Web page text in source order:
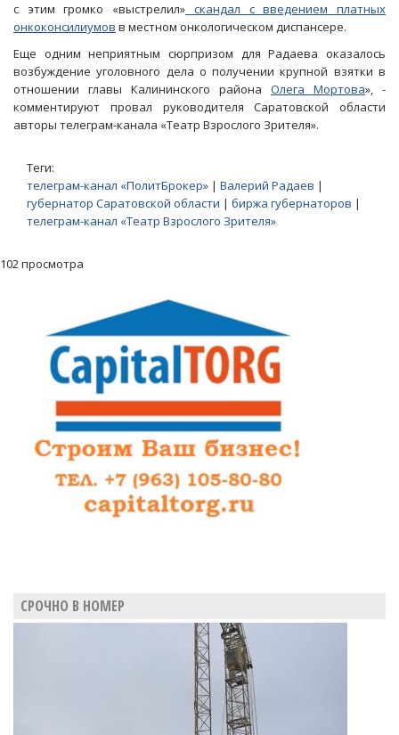
с этим громко «выстрелил» скандал с введением платных
онкоконсилиумов в местном онкологическом диспансере.
Еще одним неприятным сюрпризом для Радаева оказалось
возбуждение уголовного дела о получении крупной взятки в
отношении главы Калининского района Олега Мортова», -
комментируют провал руководителя Саратовской области
авторы телеграм-канала «Театр Взрослого Зрителя».
Теги:
телеграм-канал «ПолитБрокер» | Валерий Радаев |
губернатор Саратовской области | биржа губернаторов |
телеграм-канал «Театр Взрослого Зрителя»
102 просмотра
СРОЧНО В НОМЕР